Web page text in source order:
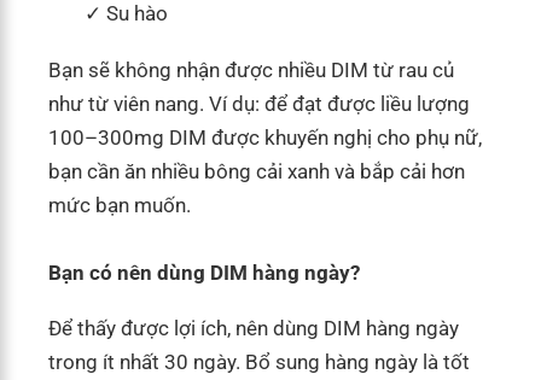
Su hào
Bạn sẽ không nhận được nhiều DIM từ rau củ
như từ viên nang. Ví dụ: để đạt được liều lượng
100–300mg DIM được khuyến nghị cho phụ nữ,
bạn cần ăn nhiều bông cải xanh và bắp cải hơn
mức bạn muốn.
Bạn có nên dùng DIM hàng ngày?
Để thấy được lợi ích, nên dùng DIM hàng ngày
trong ít nhất 30 ngày. Bổ sung hàng ngày là tốt